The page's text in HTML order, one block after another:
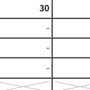
30
-
-
-